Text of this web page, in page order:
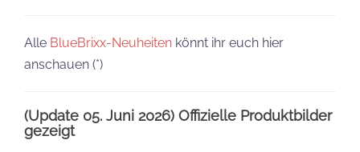
Alle BlueBrixx-Neuheiten könnt ihr euch hier
anschauen (*)
(Update 05. Juni 2026) Offizielle Produktbilder
gezeigt